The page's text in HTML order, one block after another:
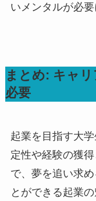
いメンタルが必要
まとめ: キャ
必要
起業を目指す大
定性や経験の獲
で、夢を追い求
とができる起業